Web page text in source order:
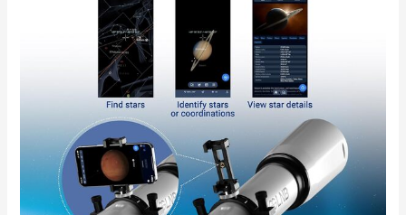
d'observation des
étoiles. Télescope pour
débutants qui peut vous
aider à partager des
photos sur les réseaux
sociaux. Équipé d'une
télécommande sans fil, il
permet une installation
plus rapide et plus facile
que l'adaptateur
téléphonique traditionnel.